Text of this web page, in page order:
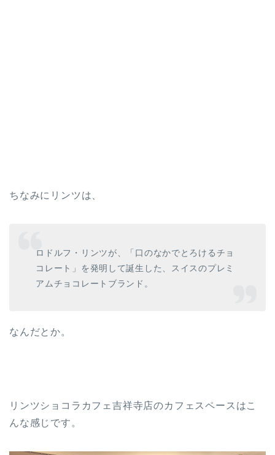
ちなみにリンツは、
ロドルフ・リンツが、「口のなかでとろけるチョ
コレート」を発明して誕生した、スイスのプレミ
アムチョコレートブランド。
なんだとか。
リンツショコラカフェ吉祥寺店のカフェスペースはこ
んな感じです。